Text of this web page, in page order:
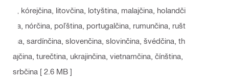
a, kórejčina, litovčina, lotyština, malajčina, holandči
na, nórčina, poľština, portugalčina, rumunčina, rušt
ina, sardínčina, slovenčina, slovinčina, švédčina, th
ajčina, turečtina, ukrajinčina, vietnamčina, čínština,
srbčina [ 2.6 MB ]